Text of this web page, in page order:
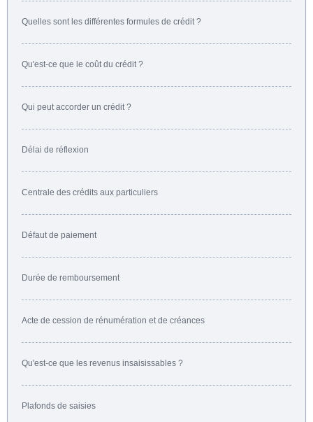
Quelles sont les différentes formules de crédit ?
Qu'est-ce que le coût du crédit ?
Qui peut accorder un crédit ?
Délai de réflexion
Centrale des crédits aux particuliers
Défaut de paiement
Durée de remboursement
Acte de cession de rénumération et de créances
Qu'est-ce que les revenus insaisissables ?
Plafonds de saisies